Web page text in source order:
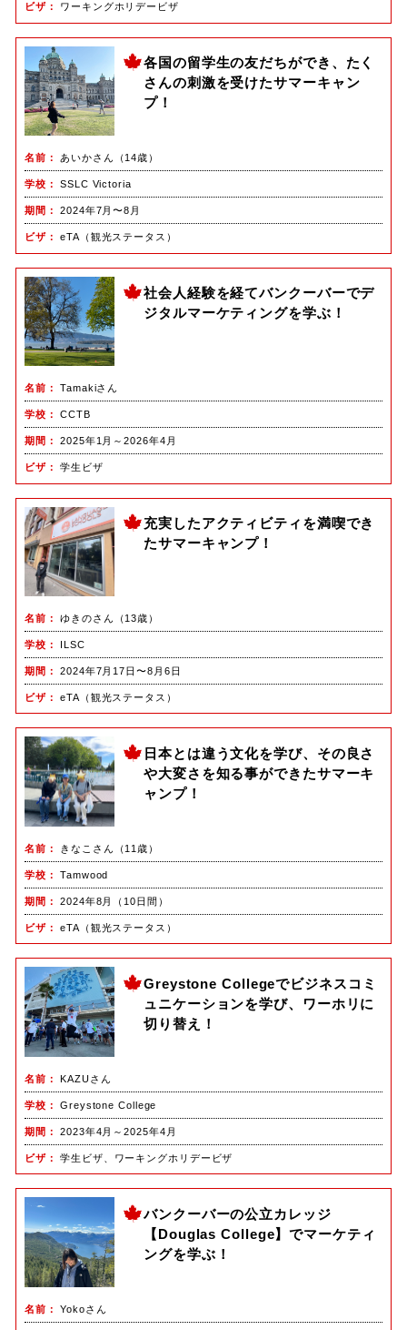
ビザ ワーキングホリデービザ
各国の留学生の友だちができ、たく
さんの刺激を受けたサマーキャン
プ！
名前 あいかさん（14歳）
学校 SSLC Victoria
期間 2024年7月〜8月
ビザ eTA（観光ステータス）
社会人経験を経てバンクーバーでデ
ジタルマーケティングを学ぶ！
名前 Tamakiさん
学校 CCTB
期間 2025年1月～2026年4月
ビザ 学生ビザ
充実したアクティビティを満喫でき
たサマーキャンプ！
名前 ゆきのさん（13歳）
学校 ILSC
期間 2024年7月17日〜8月6日
ビザ eTA（観光ステータス）
日本とは違う文化を学び、その良さ
や大変さを知る事ができたサマーキ
ャンプ！
名前 きなこさん（11歳）
学校 Tamwood
期間 2024年8月（10日間）
ビザ eTA（観光ステータス）
Greystone Collegeでビジネスコミ
ュニケーションを学び、ワーホリに
切り替え！
名前 KAZUさん
学校 Greystone College
期間 2023年4月～2025年4月
ビザ 学生ビザ、ワーキングホリデービザ
バンクーバーの公立カレッジ
【Douglas College】でマーケティ
ングを学ぶ！
名前 Yokoさん